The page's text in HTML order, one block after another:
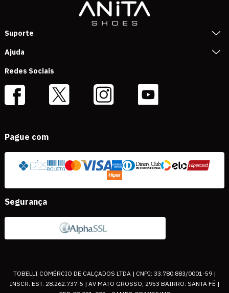
Suporte
Ajuda
Redes Sociais
Pague com
Segurança
TOBELLI COMÉRCIO DE CALÇADOS LTDA | CNPJ: 33.780.883/0001-59 |
INSCR. EST. 28.262.737-5 | AV MATO GROSSO, 2953 BAIRRO: SANTA FÉ |